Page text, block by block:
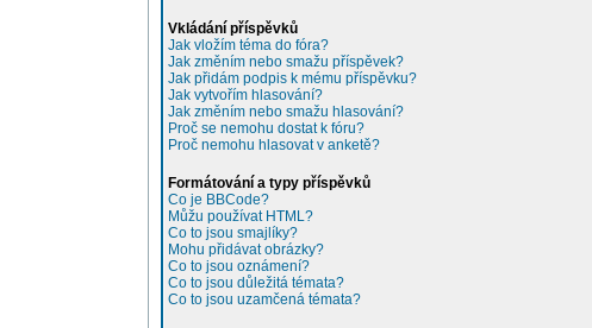
Vkládání příspěvků
Jak vložím téma do fóra?
Jak změním nebo smažu příspěvek?
Jak přidám podpis k mému příspěvku?
Jak vytvořím hlasování?
Jak změním nebo smažu hlasování?
Proč se nemohu dostat k fóru?
Proč nemohu hlasovat v anketě?
Formátování a typy příspěvků
Co je BBCode?
Můžu používat HTML?
Co to jsou smajlíky?
Mohu přidávat obrázky?
Co to jsou oznámení?
Co to jsou důležitá témata?
Co to jsou uzamčená témata?